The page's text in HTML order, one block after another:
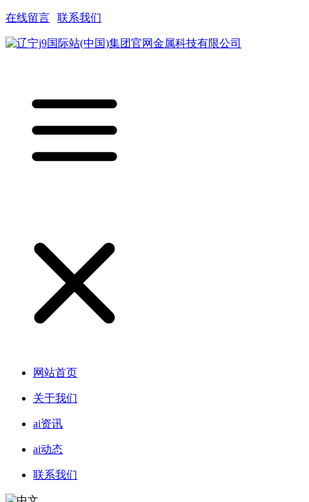
在线留言 联系我们
网站首页
关于我们
ai资讯
ai动态
联系我们